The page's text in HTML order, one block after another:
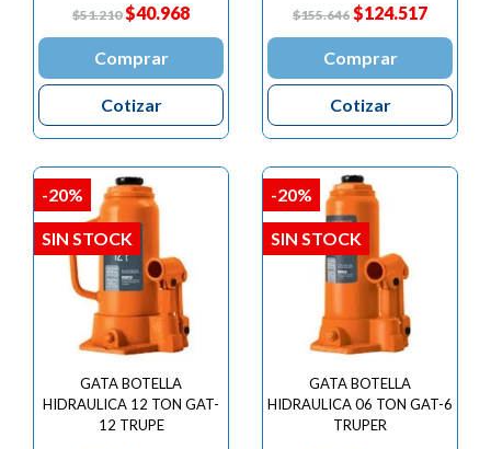
$51.210 $40.968
Comprar
Cotizar
$155.646 $124.517
Comprar
Cotizar
GATA BOTELLA
HIDRAULICA 12 TON GAT-
12 TRUPE
-20%
SIN STOCK
GATA BOTELLA
HIDRAULICA 06 TON GAT-6
TRUPER
-20%
SIN STOCK